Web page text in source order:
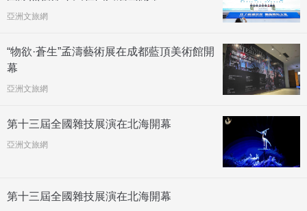
亞洲文旅網
“物欲·蒼生”孟濤藝術展在成都藍頂美術館開
幕
亞洲文旅網
第十三屆全國雜技展演在北海開幕
亞洲文旅網
第十三屆全國雜技展演在北海開幕